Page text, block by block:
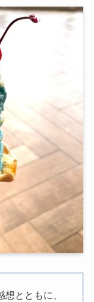
とともに、